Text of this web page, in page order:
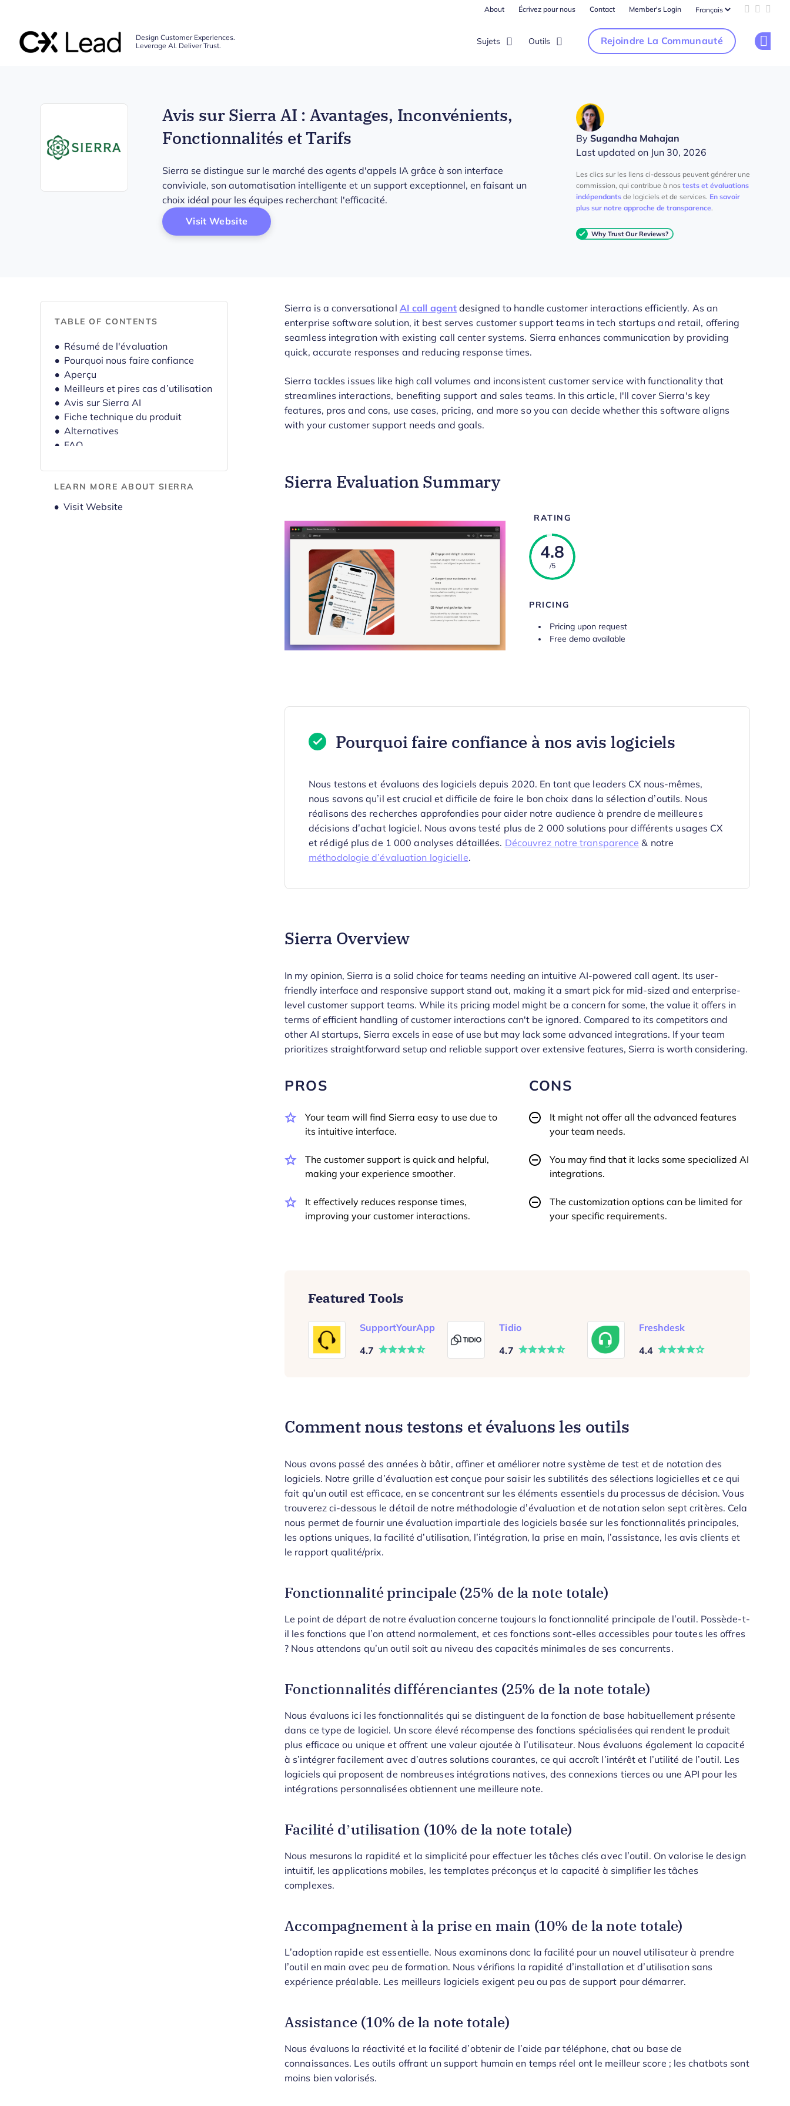
About Écrivez pour nous Contact Member's Login Add us
Follow
Design Customer Experiences.
Leverage AI. Deliver Trust.
Sujets Outils Rejoindre La Communauté
Avis sur Sierra AI : Avantages, Inconvénients,
Fonctionnalités et Tarifs
Sierra se distingue sur le marché des agents d'appels IA grâce à son interface
conviviale, son automatisation intelligente et un support exceptionnel, en faisant un
choix idéal pour les équipes recherchant l'efficacité.
Visit Website Opens New Window
By Sugandha Mahajan
Last updated on Jun 30, 2026
Les clics sur les liens ci-dessous peuvent générer une
commission, qui contribue à nos tests et évaluations
indépendants de logiciels et de services. En savoir
plus sur notre approche de transparence.
Why Trust Our Reviews?
TABLE OF CONTENTS
Résumé de l'évaluation
Pourquoi nous faire confiance
Aperçu
Meilleurs et pires cas d’utilisation
Avis sur Sierra AI
Fiche technique du produit
Alternatives
FAQ
LEARN MORE ABOUT SIERRA
Visit Website
Opens new window
Sierra is a conversational AI call agent designed to handle customer interactions efficiently. As an
enterprise software solution, it best serves customer support teams in tech startups and retail, offering
seamless integration with existing call center systems. Sierra enhances communication by providing
quick, accurate responses and reducing response times.
Sierra tackles issues like high call volumes and inconsistent customer service with functionality that
streamlines interactions, benefiting support and sales teams. In this article, I'll cover Sierra's key
features, pros and cons, use cases, pricing, and more so you can decide whether this software aligns
with your customer support needs and goals.
Sierra Evaluation Summary
RATING
4.8
/5
PRICING
Pricing upon request
Free demo available
Pourquoi faire confiance à nos avis logiciels
Nous testons et évaluons des logiciels depuis 2020. En tant que leaders CX nous-mêmes,
nous savons qu’il est crucial et difficile de faire le bon choix dans la sélection d’outils. Nous
réalisons des recherches approfondies pour aider notre audience à prendre de meilleures
décisions d’achat logiciel. Nous avons testé plus de 2 000 solutions pour différents usages CX
et rédigé plus de 1 000 analyses détaillées. Découvrez notre transparence & notre
méthodologie d’évaluation logicielle.
Sierra Overview
In my opinion, Sierra is a solid choice for teams needing an intuitive AI-powered call agent. Its user-
friendly interface and responsive support stand out, making it a smart pick for mid-sized and enterprise-
level customer support teams. While its pricing model might be a concern for some, the value it offers in
terms of efficient handling of customer interactions can't be ignored. Compared to its competitors and
other AI startups, Sierra excels in ease of use but may lack some advanced integrations. If your team
prioritizes straightforward setup and reliable support over extensive features, Sierra is worth considering.
PROS
Your team will find Sierra easy to use due to
its intuitive interface.
The customer support is quick and helpful,
making your experience smoother.
It effectively reduces response times,
improving your customer interactions.
CONS
It might not offer all the advanced features
your team needs.
You may find that it lacks some specialized AI
integrations.
The customization options can be limited for
your specific requirements.
Featured Tools
SupportYourApp
4.7
Tidio
4.7
Freshdesk
4.4
Comment nous testons et évaluons les outils
Nous avons passé des années à bâtir, affiner et améliorer notre système de test et de notation des
logiciels. Notre grille d’évaluation est conçue pour saisir les subtilités des sélections logicielles et ce qui
fait qu’un outil est efficace, en se concentrant sur les éléments essentiels du processus de décision. Vous
trouverez ci-dessous le détail de notre méthodologie d’évaluation et de notation selon sept critères. Cela
nous permet de fournir une évaluation impartiale des logiciels basée sur les fonctionnalités principales,
les options uniques, la facilité d’utilisation, l’intégration, la prise en main, l’assistance, les avis clients et
le rapport qualité/prix.
Fonctionnalité principale (25% de la note totale)
Le point de départ de notre évaluation concerne toujours la fonctionnalité principale de l’outil. Possède-t-
il les fonctions que l’on attend normalement, et ces fonctions sont-elles accessibles pour toutes les offres
? Nous attendons qu’un outil soit au niveau des capacités minimales de ses concurrents.
Fonctionnalités différenciantes (25% de la note totale)
Nous évaluons ici les fonctionnalités qui se distinguent de la fonction de base habituellement présente
dans ce type de logiciel. Un score élevé récompense des fonctions spécialisées qui rendent le produit
plus efficace ou unique et offrent une valeur ajoutée à l’utilisateur. Nous évaluons également la capacité
à s’intégrer facilement avec d’autres solutions courantes, ce qui accroît l’intérêt et l’utilité de l’outil. Les
logiciels qui proposent de nombreuses intégrations natives, des connexions tierces ou une API pour les
intégrations personnalisées obtiennent une meilleure note.
Facilité d’utilisation (10% de la note totale)
Nous mesurons la rapidité et la simplicité pour effectuer les tâches clés avec l’outil. On valorise le design
intuitif, les applications mobiles, les templates préconçus et la capacité à simplifier les tâches
complexes.
Accompagnement à la prise en main (10% de la note totale)
L’adoption rapide est essentielle. Nous examinons donc la facilité pour un nouvel utilisateur à prendre
l’outil en main avec peu de formation. Nous vérifions la rapidité d’installation et d’utilisation sans
expérience préalable. Les meilleurs logiciels exigent peu ou pas de support pour démarrer.
Assistance (10% de la note totale)
Nous évaluons la réactivité et la facilité d’obtenir de l’aide par téléphone, chat ou base de
connaissances. Les outils offrant un support humain en temps réel ont le meilleur score ; les chatbots sont
moins bien valorisés.